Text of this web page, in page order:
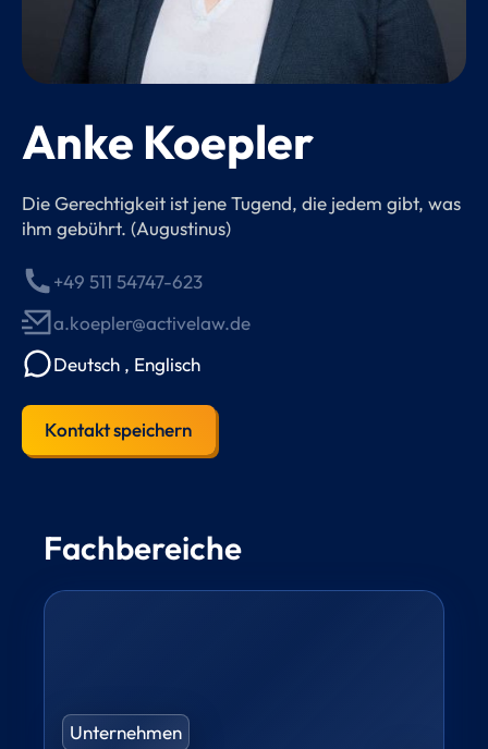
Anke Koepler
Die Gerechtigkeit ist jene Tugend, die jedem gibt, was
ihm gebührt. (Augustinus)
+49 511 54747-623
a.koepler@activelaw.de
Deutsch , Englisch
Kontakt speichern
Fachbereiche
Unternehmen